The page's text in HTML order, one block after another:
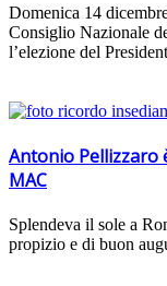
Domenica 14
Consiglio Nazionale
l’elezione del
Antonio Pellizzaro
MAC
Splendeva il sole a
propizio e di buon